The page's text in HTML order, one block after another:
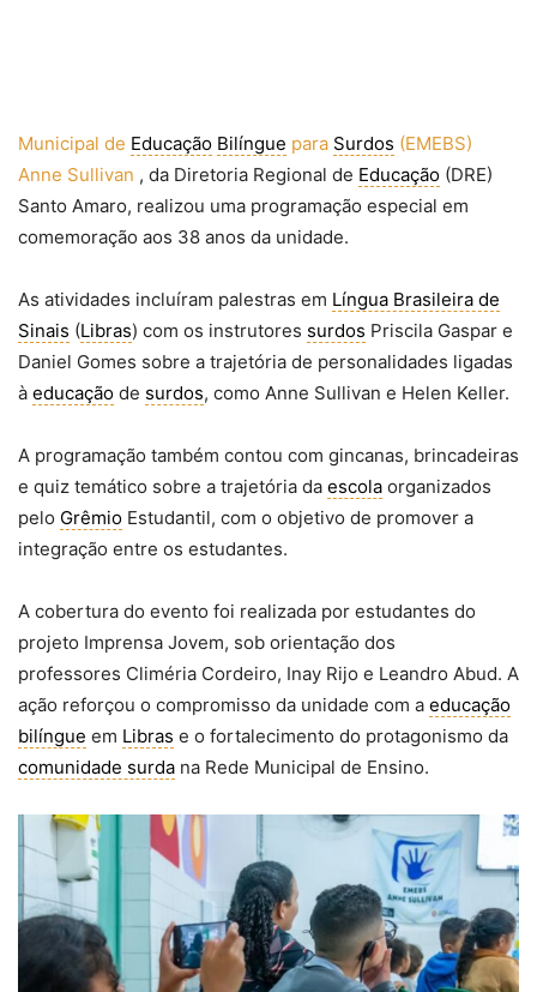
Municipal de Educação Bilíngue para Surdos (EMEBS)
Anne Sullivan
(Link
para
um
sítio)
, da Diretoria Regional de Educação (DRE)
Santo Amaro, realizou uma programação especial em
comemoração aos 38 anos da unidade.
As atividades incluíram palestras em Língua Brasileira de
Sinais (Libras) com os instrutores surdos Priscila Gaspar e
Daniel Gomes sobre a trajetória de personalidades ligadas
à educação de surdos, como Anne Sullivan e Helen Keller.
A programação também contou com gincanas, brincadeiras
e quiz temático sobre a trajetória da escola organizados
pelo Grêmio Estudantil, com o objetivo de promover a
integração entre os estudantes.
A cobertura do evento foi realizada por estudantes do
projeto Imprensa Jovem, sob orientação dos
professores Climéria Cordeiro, Inay Rijo e Leandro Abud. A
ação reforçou o compromisso da unidade com a educação
bilíngue em Libras e o fortalecimento do protagonismo da
comunidade surda na Rede Municipal de Ensino.